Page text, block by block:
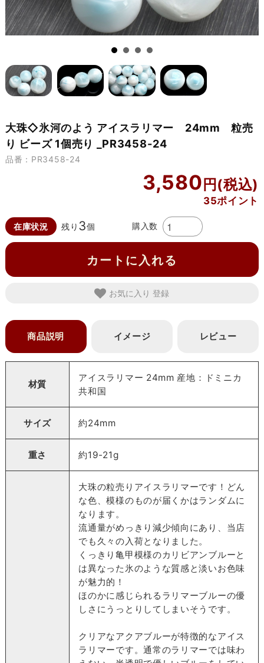
大珠◇氷河のよう アイスラリマー 24mm 粒売
り ビーズ 1個売り _PR3458-24
品番：PR3458-24
3,580
35ポイント
在庫状況 残り 3個 購入数
カートに入れる
お気に入り
商品説明 イメージ レビュー
材質
アイスラリマー 24mm 産地：ドミニカ
共和国
サイズ 約24mm
重さ 約19-21g
大珠の粒売りアイスラリマーです！どん
な色、模様のものが届くかはランダムに
なります。
流通量がめっきり減少傾向にあり、当店
でも久々の入荷となりました。
くっきり亀甲模様のカリビアンブルーと
は異なった氷のような質感と淡いお色味
が魅力的！
ほのかに感じられるラリマーブルーの優
しさにうっとりしてしまいそうです。
クリアなアクアブルーが特徴的なアイス
ラリマーです。通常のラリマーでは味わ